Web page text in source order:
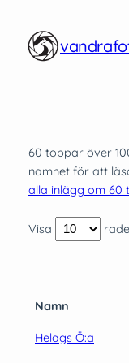
innehåll
60 toppar över
namnet för att
alla inlägg om 60
Visa
Namn
Helags Ö:a